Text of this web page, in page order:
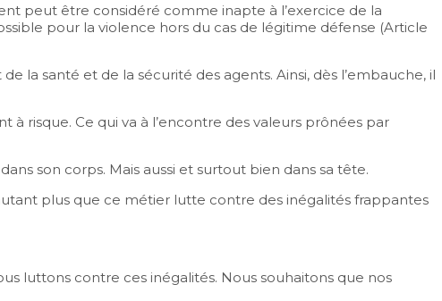
peut être considéré comme inapte à l’exercice de la
pour la violence hors du cas de légitime défense (Article
la santé et de la sécurité des agents. Ainsi, dès l’embauche, il
risque. Ce qui va à l’encontre des valeurs prônées par
son corps. Mais aussi et surtout bien dans sa tête.
plus que ce métier lutte contre des inégalités frappantes
luttons contre ces inégalités. Nous souhaitons que nos